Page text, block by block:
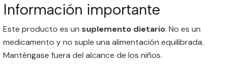
Información importante
Este producto es un suplemento dietario. No es un
medicamento y no suple una alimentación equilibrada.
Manténgase fuera del alcance de los niños.